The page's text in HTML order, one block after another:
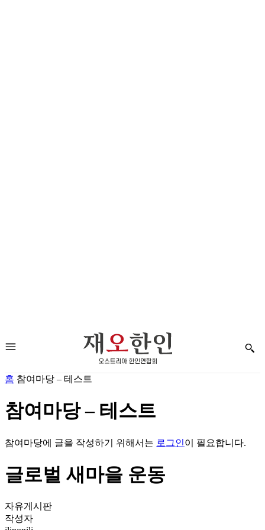
홈 참여마당 – 테스트
참여마당 – 테스트
참여마당에 글을 작성하기 위해서는 로그인이 필요합니다.
글로벌 새마을 운동
자유게시판
작성자